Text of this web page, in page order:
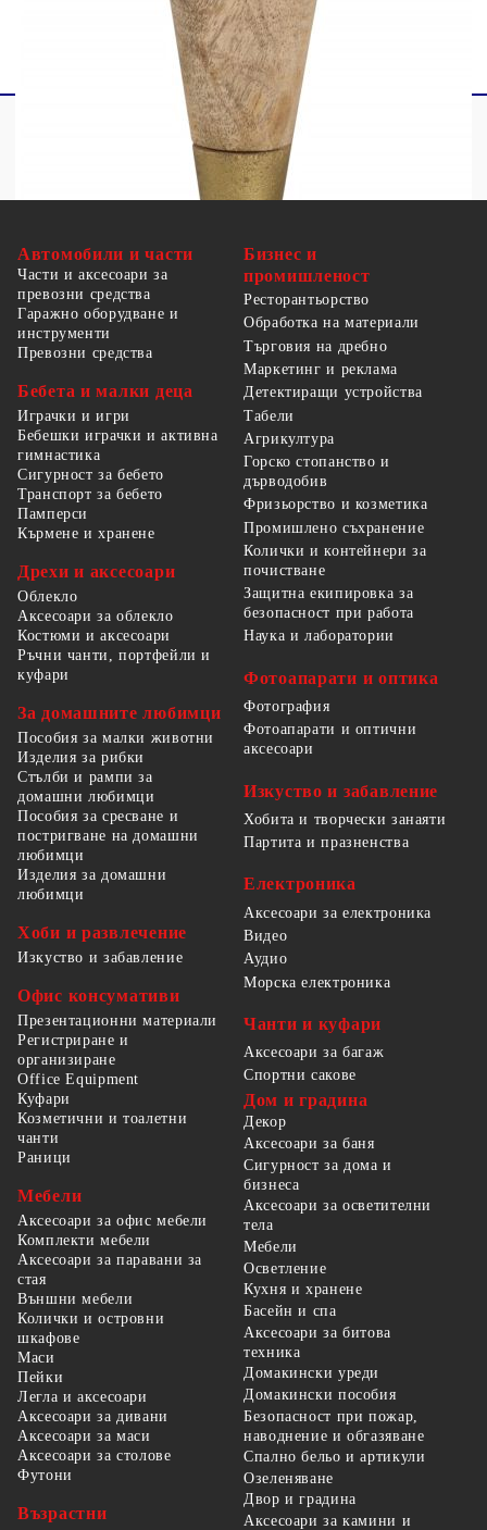
Автомобили и части
Части и аксесоари за
превозни средства
Гаражно оборудване и
инструменти
Превозни средства
Бебета и малки деца
Играчки и игри
Бебешки играчки и активна
гимнастика
Сигурност за бебето
Транспорт за бебето
Памперси
Кърмене и хранене
Дрехи и аксесоари
Облекло
Аксесоари за облекло
Костюми и аксесоари
Ръчни чанти, портфейли и
куфари
За домашните любимци
Пособия за малки животни
Изделия за рибки
Стълби и рампи за
домашни любимци
Пособия за сресване и
постригване на домашни
любимци
Изделия за домашни
любимци
Хоби и развлечение
Изкуство и забавление
Офис консумативи
Презентационни материали
Регистриране и
организиране
Office Equipment
Бизнес и
промишленост
Ресторантьорство
Обработка на материали
Търговия на дребно
Маркетинг и реклама
Детектиращи устройства
Табели
Агрикултура
Горско стопанство и
дърводобив
Фризьорство и козметика
Промишлено съхранение
Колички и контейнери за
почистване
Защитна екипировка за
безопасност при работа
Наука и лаборатории
Фотоапарати и оптика
Фотография
Фотоапарати и оптични
аксесоари
Изкуство и забавление
Хобита и творчески занаяти
Партита и празненства
Електроника
Аксесоари за електроника
Видео
Аудио
Морска електроника
Чанти и куфари
Аксесоари за багаж
Спортни сакове
Куфари
Козметични и тоалетни
чанти
Раници
Мебели
Аксесоари за офис мебели
Комплекти мебели
Аксесоари за паравани за
стая
Външни мебели
Колички и островни
шкафове
Маси
Пейки
Легла и аксесоари
Аксесоари за дивани
Аксесоари за маси
Аксесоари за столове
Футони
Възрастни
Дом и градина
Декор
Аксесоари за баня
Сигурност за дома и
бизнеса
Аксесоари за осветителни
тела
Мебели
Осветление
Кухня и хранене
Басейн и спа
Аксесоари за битова
техника
Домакински уреди
Домакински пособия
Безопасност при пожар,
наводнение и обгазяване
Спално бельо и артикули
Озеленяване
Двор и градина
Аксесоари за камини и